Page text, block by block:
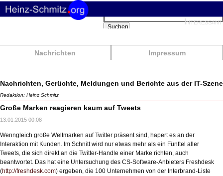
Nachrichten Impressum
Suchbegriffe
Suchen
Nachrichten, Gerüchte, Meldungen und Berichte aus der IT-Szene
Redaktion: Heinz Schmitz
Große Marken reagieren kaum auf Tweets
13.01.2015 00:08
Wenngleich große Weltmarken auf Twitter präsent sind, hapert es an der
Interaktion mit Kunden. Im Schnitt wird nur etwas mehr als ein Fünftel aller
Tweets, die sich direkt an die Twitter-Handle einer Marke richten, auch
beantwortet. Das hat eine Untersuchung des CS-Software-Anbieters Freshdesk
(http://freshdesk.com) ergeben, die 100 Unternehmen von der Interbrand-Liste